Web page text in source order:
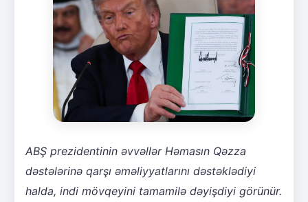
ABŞ prezidentinin əvvəllər Həmasın Qəzza
dəstələrinə qarşı əməliyyatlarını dəstəklədiyi
halda, indi mövqeyini tamamilə dəyişdiyi görünür.